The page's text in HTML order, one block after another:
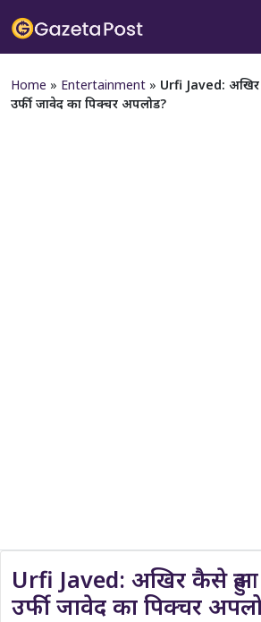
Home » Entertainment » Urfi Javed: अखिर
उर्फी जावेद का पिक्चर अपलोड?
Urfi Javed: अखिर कैसे हुआ
उर्फी जावेद का पिक्चर